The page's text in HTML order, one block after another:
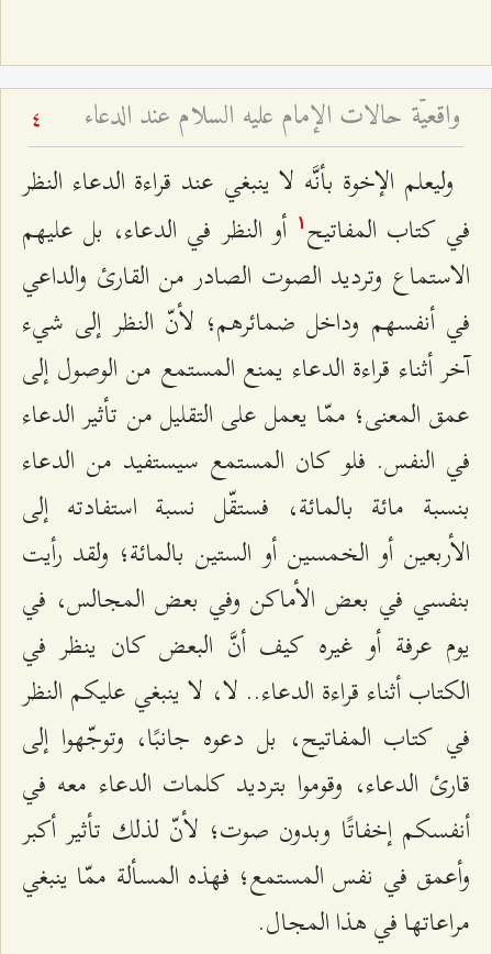
واقعيّة حالات الإمام عليه السلام عند الدعاء 4
وليعلم الإخوة بأنَّه لا ينبغي عند قراءة الدعاء النظر
في كتاب المفاتيح ۱
أو النظر في الدعاء، بل عليهم
الاستماع وترديد الصوت الصادر من القارئ والداعي
في أنفسهم وداخل ضمائرهم؛ لأنّ النظر إلى شيء
آخر أثناء قراءة الدعاء يمنع المستمع من الوصول إلى
عمق المعنى؛ ممّا يعمل على التقليل من تأثير الدعاء
في النفس. فلو كان المستمع سيستفيد من الدعاء
بنسبة مائة بالمائة، فستقّل نسبة استفادته إلى
الأربعين أو الخمسين أو الستين بالمائة؛ ولقد رأيت
بنفسي في بعض الأماكن وفي بعض المجالس، في
يوم عرفة أو غيره كيف أنَّ البعض كان ينظر في
الكتاب أثناء قراءة الدعاء.. لا، لا ينبغي عليكم النظر
في كتاب المفاتيح، بل دعوه جانبًا، وتوجّهوا إلى
قارئ الدعاء، وقوموا بترديد كلمات الدعاء معه في
أنفسكم إخفاتًا وبدون صوت؛ لأنّ لذلك تأثير أكبر
وأعمق في نفس المستمع؛ فهذه المسألة ممّا ينبغي
مراعاتها في هذا المجال.